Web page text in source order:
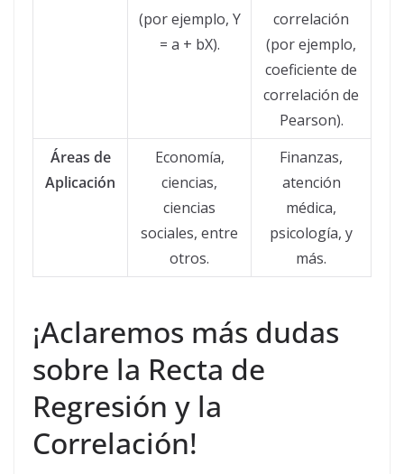
(por ejemplo, Y
= a + bX).
correlación
(por ejemplo,
coeficiente de
correlación de
Pearson).
Áreas de
Aplicación
Economía,
ciencias,
ciencias
sociales, entre
otros.
Finanzas,
atención
médica,
psicología, y
más.
¡Aclaremos más dudas
sobre la Recta de
Regresión y la
Correlación!